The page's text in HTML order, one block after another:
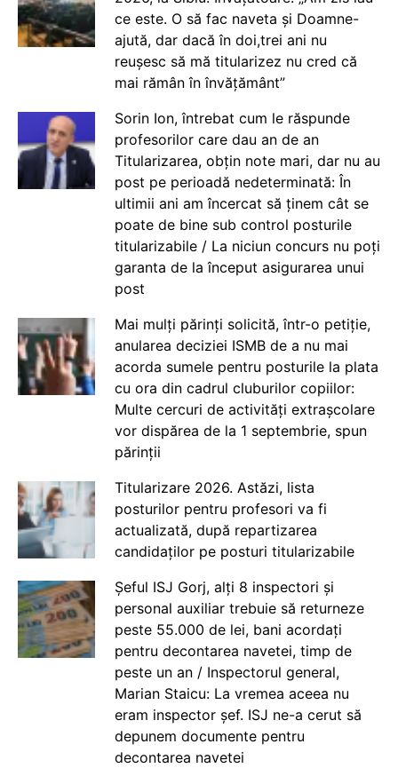
ce este. O să fac naveta și Doamne-
ajută, dar dacă în doi,trei ani nu
reușesc să mă titularizez nu cred că
mai rămân în învățământ”
Sorin Ion, întrebat cum le răspunde
profesorilor care dau an de an
Titularizarea, obțin note mari, dar nu au
post pe perioadă nedeterminată: În
ultimii ani am încercat să ținem cât se
poate de bine sub control posturile
titularizabile / La niciun concurs nu poți
garanta de la început asigurarea unui
post
Mai mulți părinți solicită, într-o petiție,
anularea deciziei ISMB de a nu mai
acorda sumele pentru posturile la plata
cu ora din cadrul cluburilor copiilor:
Multe cercuri de activități extrașcolare
vor dispărea de la 1 septembrie, spun
părinții
Titularizare 2026. Astăzi, lista
posturilor pentru profesori va fi
actualizată, după repartizarea
candidaților pe posturi titularizabile
Șeful ISJ Gorj, alți 8 inspectori și
personal auxiliar trebuie să returneze
peste 55.000 de lei, bani acordați
pentru decontarea navetei, timp de
peste un an / Inspectorul general,
Marian Staicu: La vremea aceea nu
eram inspector șef. ISJ ne-a cerut să
depunem documente pentru
decontarea navetei